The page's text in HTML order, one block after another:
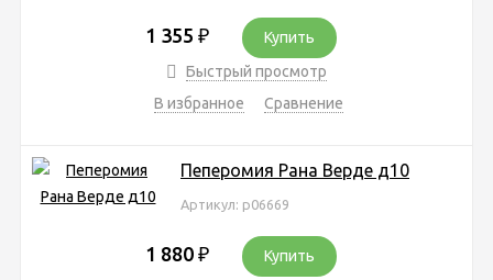
1 355 ₽
Купить
Быстрый просмотр
В избранное
Сравнение
Пеперомия Рана Верде д10
Артикул: р06669
1 880 ₽
Купить